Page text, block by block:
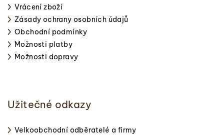
Vrácení zboží
Zásady ochrany osobních údajů
Obchodní podmínky
Možnosti platby
Možnosti dopravy
Užitečné odkazy
Velkoobchodní odběratelé a firmy